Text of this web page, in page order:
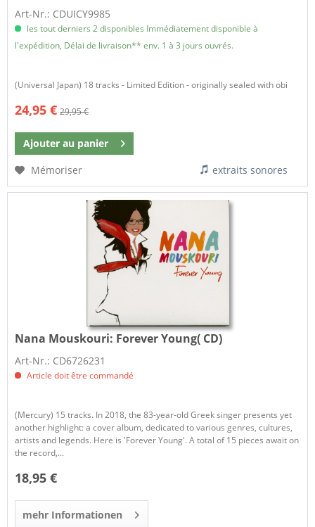
Art-Nr.: CDUICY9985
les tout derniers 2 disponibles Immédiatement disponible à
l'expédition, Délai de livraison** env. 1 à 3 jours ouvrés.
(Universal Japan) 18 tracks - Limited Edition - originally sealed with obi
24,95 € 29,95 €
Ajouter au panier
Mémoriser
extraits sonores
Nana Mouskouri: Forever Young( CD)
Art-Nr.: CD6726231
Article doit être commandé
(Mercury) 15 tracks. In 2018, the 83-year-old Greek singer presents yet
another highlight: a cover album, dedicated to various genres, cultures,
artists and legends. Here is 'Forever Young'. A total of 15 pieces await on
the record,...
18,95 €
mehr Informationen